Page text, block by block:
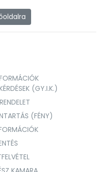
(GY.I.K.)
(FÉNY)